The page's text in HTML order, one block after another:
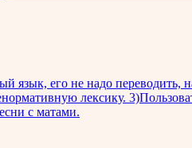
язык, его не надо переводить,
лексику.
с матами.